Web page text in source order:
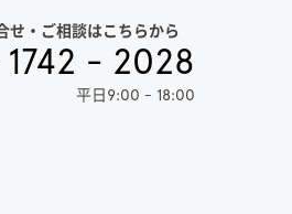
せ・ご相談はこちらから
- 2028
平日9:00 - 18:00